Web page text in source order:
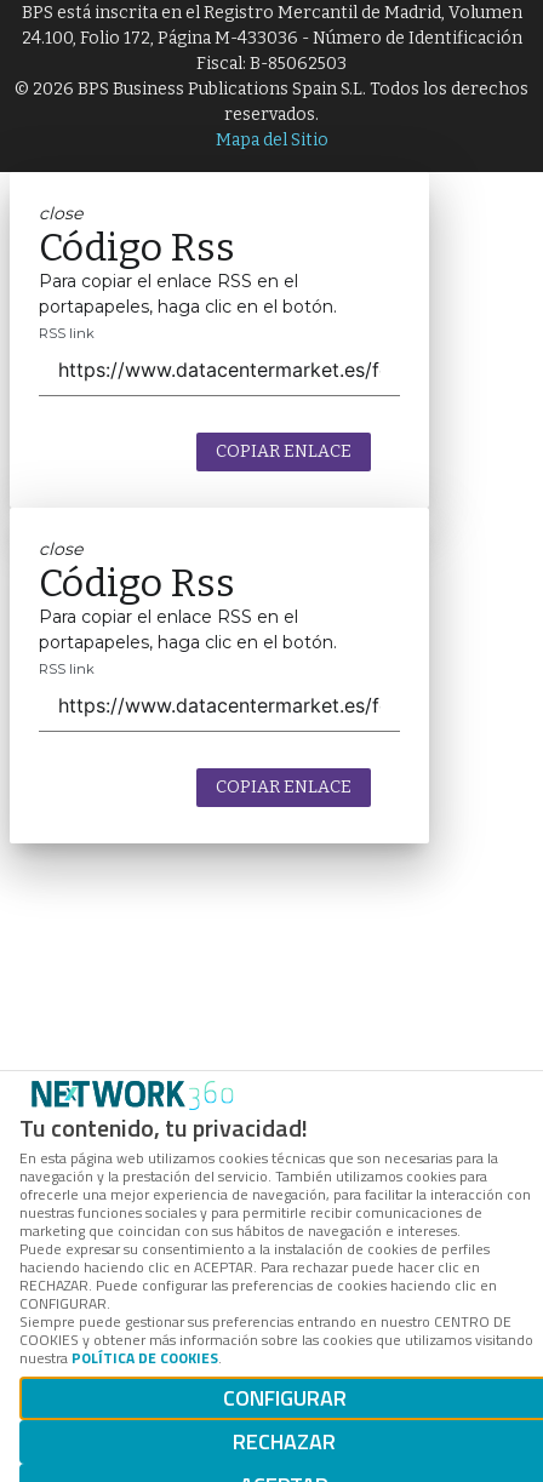
Tu contenido, tu privacidad!
En esta página web utilizamos cookies técnicas que son necesarias para la
navegación y la prestación del servicio. También utilizamos cookies para
ofrecerle una mejor experiencia de navegación, para facilitar la interacción con
nuestras funciones sociales y para permitirle recibir comunicaciones de
marketing que coincidan con sus hábitos de navegación e intereses.
Puede expresar su consentimiento a la instalación de cookies de perfiles
haciendo haciendo clic en ACEPTAR. Para rechazar puede hacer clic en
RECHAZAR. Puede configurar las preferencias de cookies haciendo clic en
CONFIGURAR.
Siempre puede gestionar sus preferencias entrando en nuestro CENTRO DE
COOKIES y obtener más información sobre las cookies que utilizamos visitando
nuestra POLÍTICA DE COOKIES.
CONFIGURAR
RECHAZAR
BPS está inscrita en el Registro Mercantil de Madrid, Volumen
24.100, Folio 172, Página M-433036 - Número de Identificación
Fiscal: B-85062503
© 2026 BPS Business Publications Spain S.L. Todos los derechos
reservados.
Mapa del Sitio
close
Código Rss
Para copiar el enlace RSS en el
portapapeles, haga clic en el botón.
RSS link
COPIAR ENLACE
close
Código Rss
Para copiar el enlace RSS en el
portapapeles, haga clic en el botón.
RSS link
COPIAR ENLACE